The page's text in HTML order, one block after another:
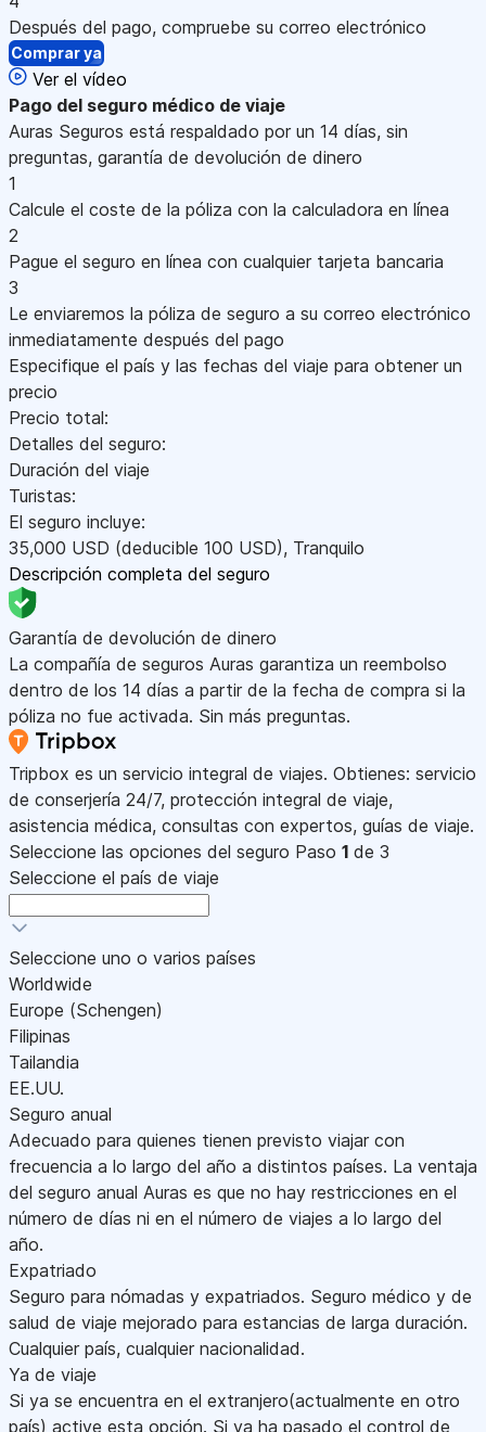
Después del pago, compruebe su correo electrónico
Comprar ya
Ver el vídeo
Pago del seguro médico de viaje
Auras Seguros está respaldado por un 14 días, sin
preguntas, garantía de devolución de dinero
1
Calcule el coste de la póliza con la calculadora en línea
2
Pague el seguro en línea con cualquier tarjeta bancaria
3
Le enviaremos la póliza de seguro a su correo electrónico
inmediatamente después del pago
Especifique el país y las fechas del viaje para obtener un
precio
Precio total:
Detalles del seguro:
Duración del viaje
Turistas:
El seguro incluye:
35,000 USD (deducible 100 USD), Tranquilo
Descripción completa del seguro
Garantía de devolución de dinero
La compañía de seguros Auras garantiza un reembolso
dentro de los 14 días a partir de la fecha de compra si la
póliza no fue activada. Sin más preguntas.
Tripbox es un servicio integral de viajes. Obtienes: servicio
de conserjería 24/7, protección integral de viaje,
asistencia médica, consultas con expertos, guías de viaje.
Seleccione las opciones del seguro Paso 1 de 3
Seleccione el país de viaje
Seleccione uno o varios países
Worldwide
Europe (Schengen)
Filipinas
Tailandia
EE.UU.
Seguro anual
Adecuado para quienes tienen previsto viajar con
frecuencia a lo largo del año a distintos países. La ventaja
del seguro anual Auras es que no hay restricciones en el
número de días ni en el número de viajes a lo largo del
año.
Expatriado
Seguro para nómadas y expatriados. Seguro médico y de
salud de viaje mejorado para estancias de larga duración.
Cualquier país, cualquier nacionalidad.
Ya de viaje
Si ya se encuentra en el extranjero(actualmente en otro
país) active esta opción. Si ya ha pasado el control de